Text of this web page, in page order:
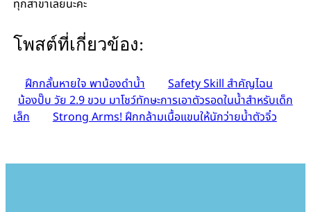
ทุกสาขาเลยนะคะ
โพสต์ที่เกี่ยวข้อง:
ฝึกกลั้นหายใจ พาน้องดำน้ำ
Safety Skill สำคัญไฉน
น้องปั๊บ วัย 2.9 ขวบ มาโชว์ทักษะการเอาตัวรอดในน้ำสำหรับเด็ก
เล็ก
Strong Arms! ฝึกกล้ามเนื้อแขนให้นักว่ายน้ำตัวจิ๋ว